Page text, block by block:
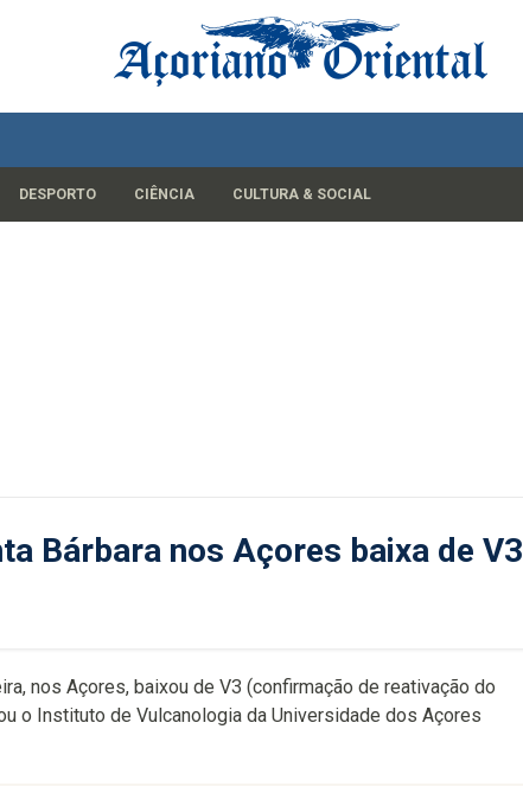
DESPORTO CIÊNCIA CULTURA & SOCIAL
Bárbara nos Açores baixa de V3
nos Açores, baixou de V3 (confirmação de reativação do
o Instituto de Vulcanologia da Universidade dos Açores